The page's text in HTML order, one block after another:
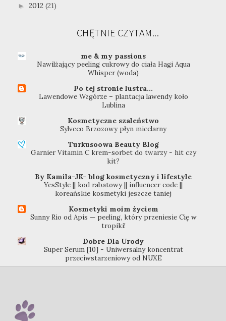
► 2012 (21)
CHĘTNIE CZYTAM...
me & my passions
Nawilżający peeling cukrowy do ciała Hagi Aqua
Whisper (woda)
Po tej stronie lustra...
Lawendowe Wzgórze – plantacja lawendy koło
Lublina
Kosmetyczne szaleństwo
Sylveco Brzozowy płyn micelarny
Turkusoowa Beauty Blog
Garnier Vitamin C krem-sorbet do twarzy - hit czy
kit?
By Kamila-JK- blog kosmetyczny i lifestyle
YesStyle || kod rabatowy || influencer code ||
koreańskie kosmetyki jeszcze taniej
Kosmetyki moim życiem
Sunny Rio od Apis — peeling, który przeniesie Cię w
tropiki!
Dobre Dla Urody
Super Serum [10] - Uniwersalny koncentrat
przeciwstarzeniowy od NUXE